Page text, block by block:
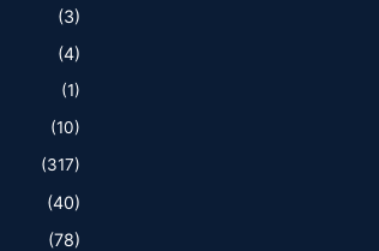
(3)
(4)
(1)
(10)
(317)
(40)
(78)